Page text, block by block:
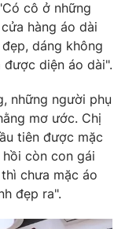
Việt
bằng AI
cô ở những
hàng áo dài
dáng không
diện áo dài".
những người phụ
mơ ước. Chị
tiên được mặc
còn con gái
chưa mặc áo
đẹp ra".